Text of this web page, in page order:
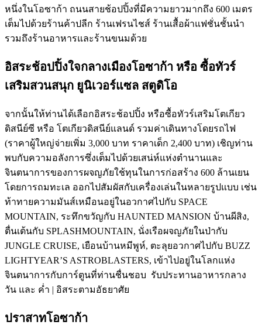
หนึ่งในโอซาก้า ถนนสายช้อปปิ้งที่มีความยาวมากถึง 600 เมตร
เต็มไปด้วยร้านค้าปลีก ร้านเฟรนไชส์ ร้านเสื้อผ้าแฟชั่นชั้นนำ
รวมถึงร้านอาหารและร้านขนมด้วย
อิสระช้อปปิ้งใจกลางเมืองโอซาก้า หรือ ซื้อทัวร์
เสริมสวนสนุก ยูนิเวอร์แซล สตูดิโอ
จากนั้นให้ท่านได้เลือกอิสระช้อปปิ้ง หรือซื้อทัวร์เสริมโตเกียว
ดิสนีย์ซี หรือ โตเกียวดิสนีย์แลนด์ รวมค่าเดินทางโดยรถไฟ
(ราคาผู้ใหญ่จ่ายเพิ่ม 3,000 บาท ราคาเด็ก 2,400 บาท) เชิญท่าน
พบกับความอลังการซึ่งเต็มไปด้วยเสน่ห์แห่งตำนานและ
จินตนาการของการผจญภัยใช้ทุนในการก่อสร้าง 600 ล้านเยน
โดยการถมทะเล ออกไปสัมผัสกับเครื่องเล่นในหลายรูปแบบ เช่น
ท้าทายความมันส์เหมือนอยู่ในอวกาศไปกับ SPACE
MOUNTAIN, ระทึกขวัญกับ HAUNTED MANSION บ้านผีสิง,
ตื่นเต้นกับ SPLASHMOUNTAIN, นั่งเรือผจญภัยในป่ากับ
JUNGLE CRUISE, เยือนบ้านหมีพูห์, ตะลุยอวกาศไปกับ BUZZ
LIGHTYEAR’S ASTROBLASTERS, เข้าไปอยู่ในโลกแห่ง
จินตนาการกับการ์ตูนที่ท่านชื่นชอบ รับประทานอาหารกลาง
วัน และ ค่ำ | อิสระตามอัธยาศัย
ปราสาทโอซาก้า